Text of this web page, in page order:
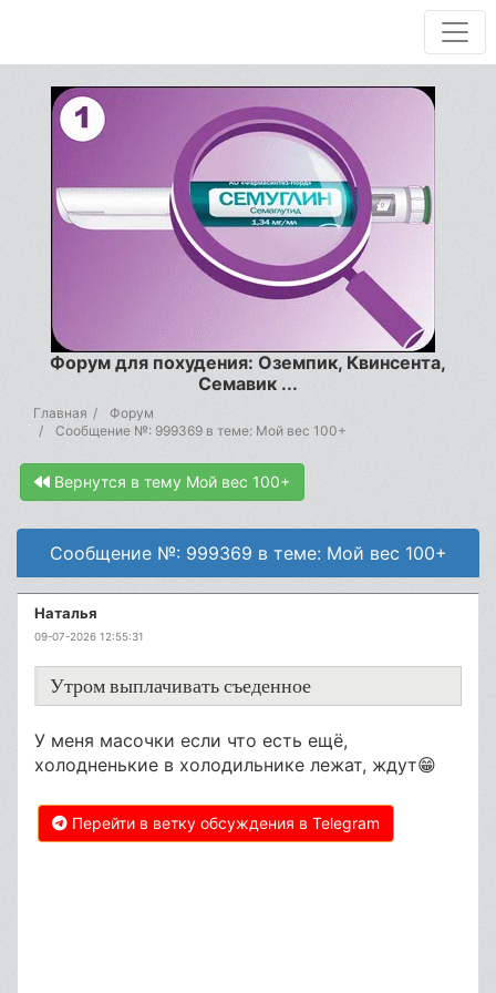
Форум для похудения: Оземпик, Квинсента,
Семавик ...
Главная
Форум
Сообщение №: 999369 в теме: Мой вес 100+
Вернутся в тему Мой вес 100+
Сообщение №: 999369 в теме: Мой вес 100+
Наталья
09-07-2026 12:55:31
Утром выплачивать съеденное
У меня масочки если что есть ещё,
холодненькие в холодильнике лежат, ждут😁
Перейти в ветку обсуждения в Telegram